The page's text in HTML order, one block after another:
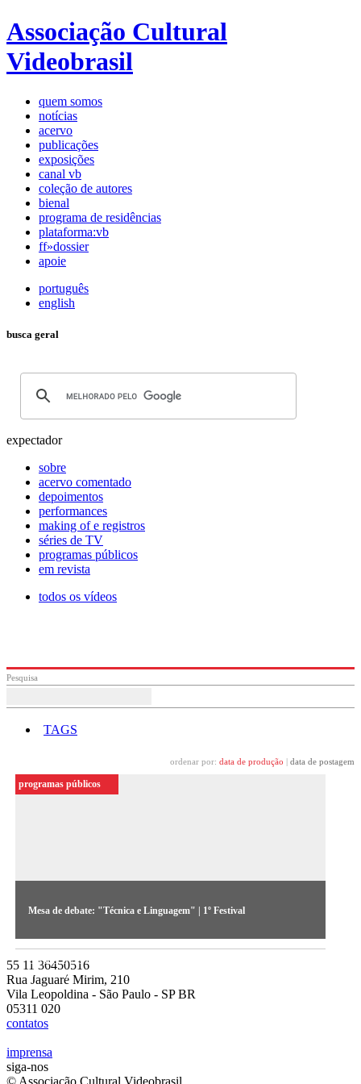
Associação Cultural
Videobrasil
quem somos
notícias
acervo
publicações
exposições
canal vb
coleção de autores
bienal
programa de residências
plataforma:vb
ff»dossier
apoie
português
english
busca geral
expectador
sobre
acervo comentado
depoimentos
performances
making of e registros
séries de TV
programas públicos
em revista
todos os vídeos
Pesquisa
TAGS
ordenar por: data de produção data de postagem
Mesa de debate: "Técnica e Linguagem" | 1º Festival
Primeiro debate realizado na edição de 1983 discute
perspectivas do vídeo no país (áudio cedido pelo Acervo do
MIS-SP)
programas públicos
55 11 36450516
Rua Jaguaré Mirim, 210
Vila Leopoldina - São Paulo - SP BR
05311 020
contatos
imprensa
siga-nos